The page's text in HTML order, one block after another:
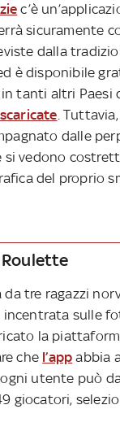
c’è
sicuramente
dalla
è disponibile
tanti altri Paesi
.
dalle
vedono
del proprio
tre ragazzi
sulle
la
che l’app abbia
utente può
giocatori,